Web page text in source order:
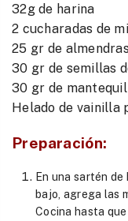
32g de harina
2 cucharadas de
25 gr de
30 gr de semillas
30 gr de
Helado de vainilla
Preparación:
En una sartén
bajo, agrega las
Cocina hasta